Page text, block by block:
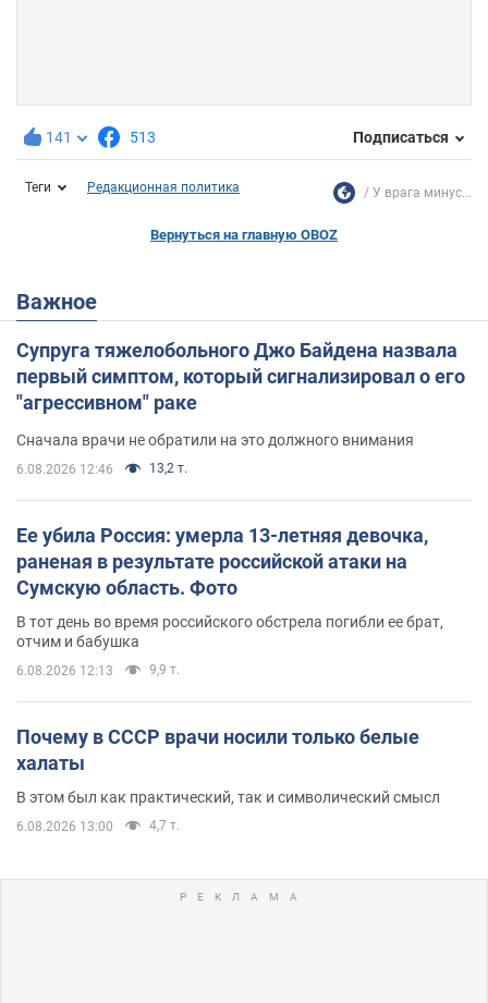
141 513 Подписаться
Теги Редакционная политика У врага минус...
Вернуться на главную OBOZ
Важное
Супруга тяжелобольного Джо Байдена назвала
первый симптом, который сигнализировал о его
"агрессивном" раке
Сначала врачи не обратили на это должного внимания
6.08.2026 12:46 13,2 т.
Ее убила Россия: умерла 13-летняя девочка,
раненая в результате российской атаки на
Сумскую область. Фото
В тот день во время российского обстрела погибли ее брат,
отчим и бабушка
6.08.2026 12:13 9,9 т.
Почему в СССР врачи носили только белые
халаты
В этом был как практический, так и символический смысл
6.08.2026 13:00 4,7 т.